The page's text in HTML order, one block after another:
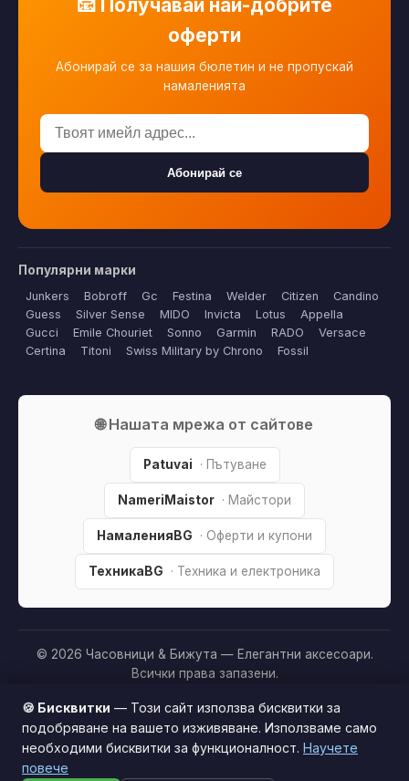
📧 Получавай най-добрите
оферти
Абонирай се за нашия бюлетин и не пропускай
намаленията
Абонирай се
Популярни марки
Junkers Bobroff Gc Festina Welder Citizen
Candino
Guess
Silver Sense MIDO Invicta Lotus
Appella
Gucci
Emile Chouriet Sonno Garmin RADO
Versace
Certina
Titoni Swiss Military by Chrono Fossil
🌐 Нашата мрежа от сайтове
Patuvai · Пътуване
NameriMaistor · Майстори
НамаленияBG · Оферти и купони
ТехникаBG · Техника и електроника
© 2026 Часовници & Бижута — Елегантни аксесоари.
Всички права запазени.
Партньорско разкриване:
Този сайт е независим и
съдържа партньорски (affiliate) линкове. Когато купите
продукт през тях, може да получим малка комисиона от
това да оскъпява покупката за вас. Това
Този сайт използва бисквитки за по-добро
🍪 Бисквитки — Този сайт използва бисквитки за
подобряване на вашето изживяване. Използваме само
необходими бисквитки за функционалност. Научете
повече